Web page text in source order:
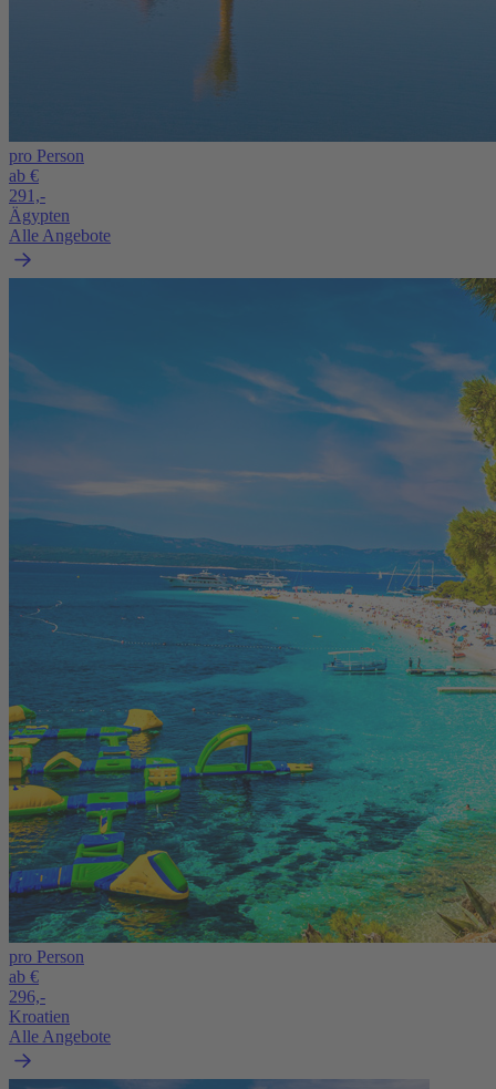
pro Person
ab €
291,-
Ägypten
Alle Angebote
pro Person
ab €
296,-
Kroatien
Alle Angebote